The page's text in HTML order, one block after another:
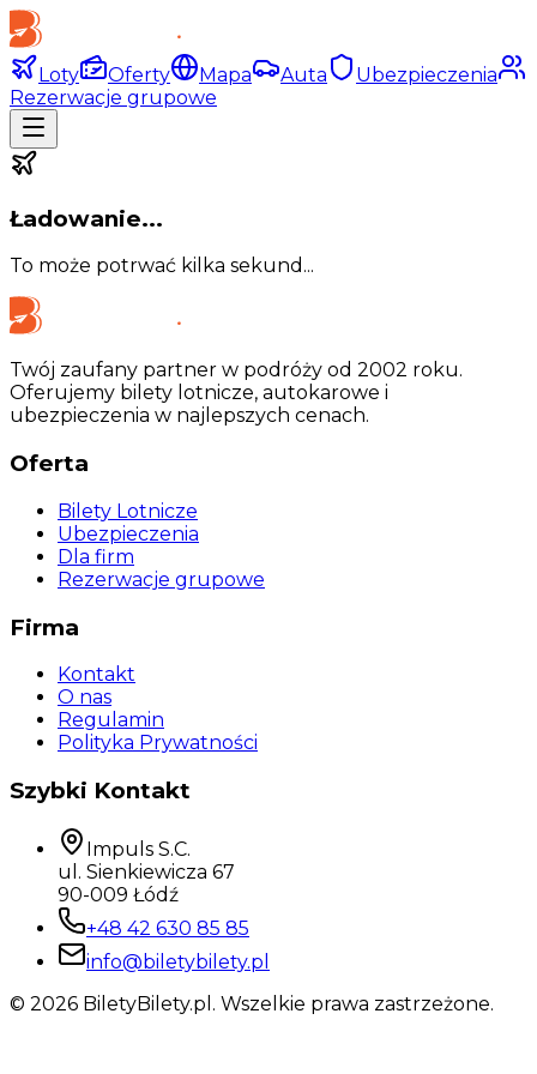
Loty Oferty Mapa Auta
Ubezpieczenia
Rezerwacje grupowe
Ładowanie...
To może potrwać kilka sekund...
Twój zaufany partner w podróży od 2002 roku.
Oferujemy bilety lotnicze, autokarowe i
ubezpieczenia w najlepszych cenach.
Oferta
Bilety Lotnicze
Ubezpieczenia
Dla firm
Rezerwacje grupowe
Firma
Kontakt
O nas
Regulamin
Polityka Prywatności
Szybki Kontakt
Impuls S.C.
ul. Sienkiewicza 67
90-009 Łódź
+48 42 630 85 85
info@biletybilety.pl
© 2026 BiletyBilety.pl. Wszelkie prawa zastrzeżone.